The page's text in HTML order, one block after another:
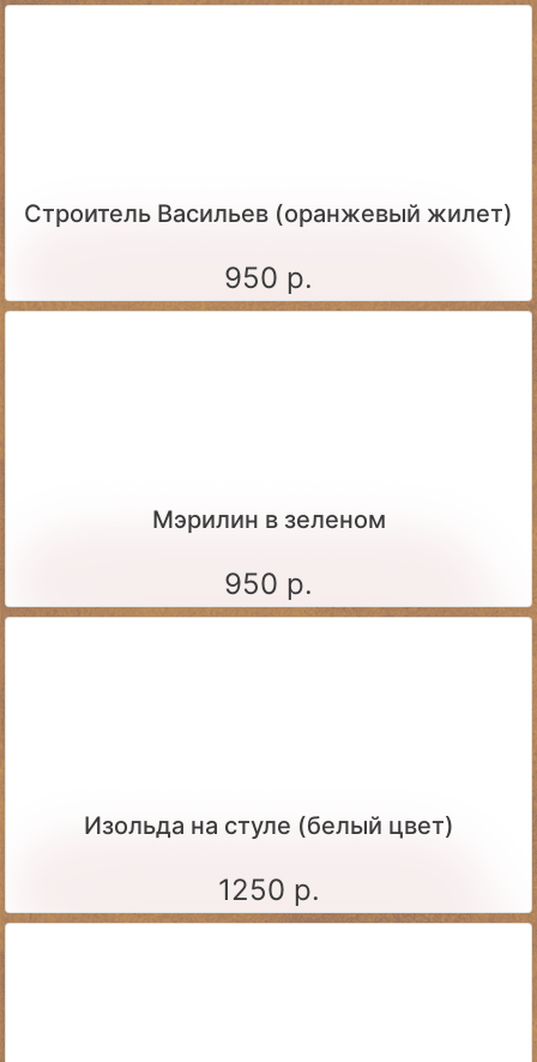
Строитель Васильев (оранжевый жилет)
950 р.
Мэрилин в зеленом
950 р.
Изольда на стуле (белый цвет)
1250 р.